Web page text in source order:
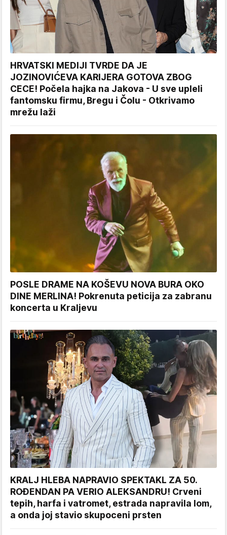
HRVATSKI MEDIJI TVRDE DA JE
JOZINOVIĆEVA KARIJERA GOTOVA ZBOG
CECE! Počela hajka na Jakova - U sve upleli
fantomsku firmu, Bregu i Čolu - Otkrivamo
mrežu laži
POSLE DRAME NA KOŠEVU NOVA BURA OKO
DINE MERLINA! Pokrenuta peticija za zabranu
koncerta u Kraljevu
KRALJ HLEBA NAPRAVIO SPEKTAKL ZA 50.
ROĐENDAN PA VERIO ALEKSANDRU! Crveni
tepih, harfa i vatromet, estrada napravila lom,
a onda joj stavio skupoceni prsten